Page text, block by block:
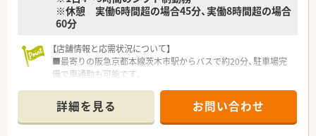
※休憩 実働6時間超の場合45分、実働8時間超の場合
60分
【店舗情報と応需状況について】
■最寄りの阪急京都本線茨木市駅からバスで約20分、駐車場完
備で車通勤も可能です。
処方箋を応需しています。
■薬剤師は常勤1名とパート2名の計3名体制で、常に2名で業務
を行うので安心です。
詳細を見る お問い合わせ